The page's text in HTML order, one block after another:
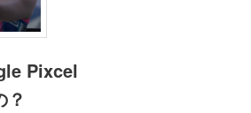
Pixcel
？